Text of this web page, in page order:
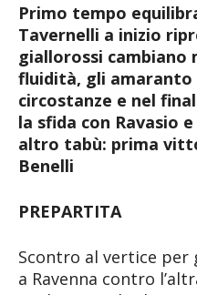
Primo tempo
Tavernelli a inizio
giallorossi cambiano
fluidità, gli amaranto
circostanze e nel
la sfida con Ravasio
altro tabù: prima
Benelli
PREPARTITA
Scontro al vertice
a Ravenna contro